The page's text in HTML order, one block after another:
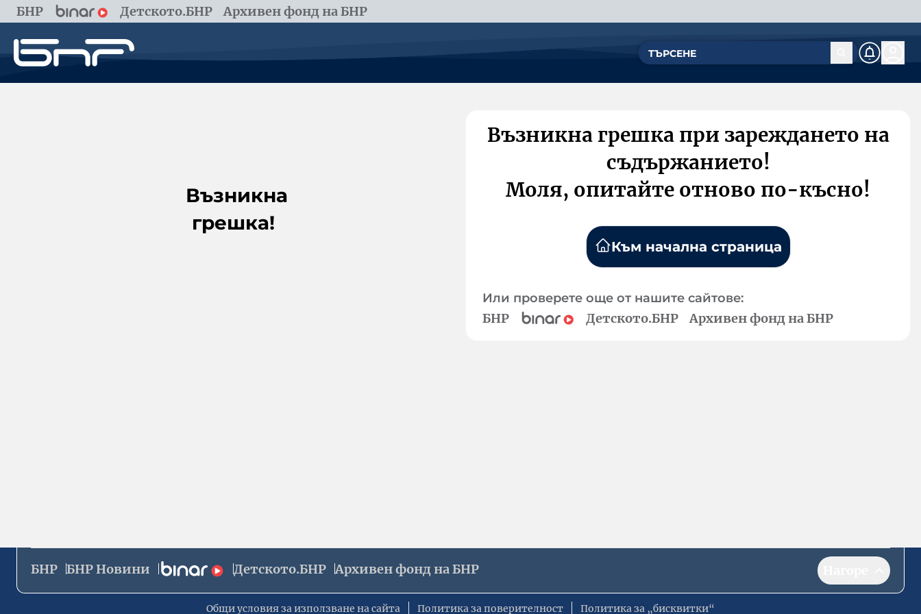
БНР Детското.БНР Архивен фонд на БНР
Възникна
грешка!
Възникна грешка при зареждането на
съдържанието!
Моля, опитайте отново по-късно!
Към начална страница
Или проверете още от нашите сайтове:
БНР Детското.БНР Архивен фонд на БНР
БНР БНР Новини Детското.БНР Архивен фонд на БНР
Общи условия за използване на сайта Политика за поверителност Политика за „бисквитки“